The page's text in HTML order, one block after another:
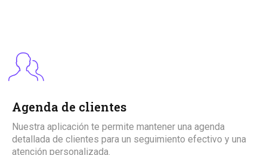
Agenda de clientes
Nuestra aplicación te permite mantener una agenda
detallada de clientes para un seguimiento efectivo y una
atención personalizada.